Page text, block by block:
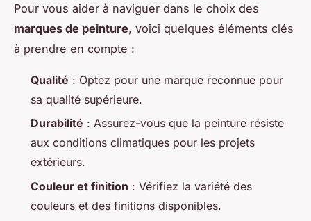
Pour vous aider à naviguer dans le choix des
marques de peinture, voici quelques éléments clés
à prendre en compte :
Qualité : Optez pour une marque reconnue pour
sa qualité supérieure.
Durabilité : Assurez-vous que la peinture résiste
aux conditions climatiques pour les projets
extérieurs.
Couleur et finition : Vérifiez la variété des
couleurs et des finitions disponibles.